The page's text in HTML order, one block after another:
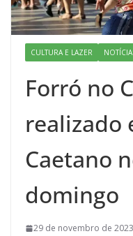
CULTURA E LAZER
Forró no
realizado
Caetano
domingo
29 de novembro de 2023